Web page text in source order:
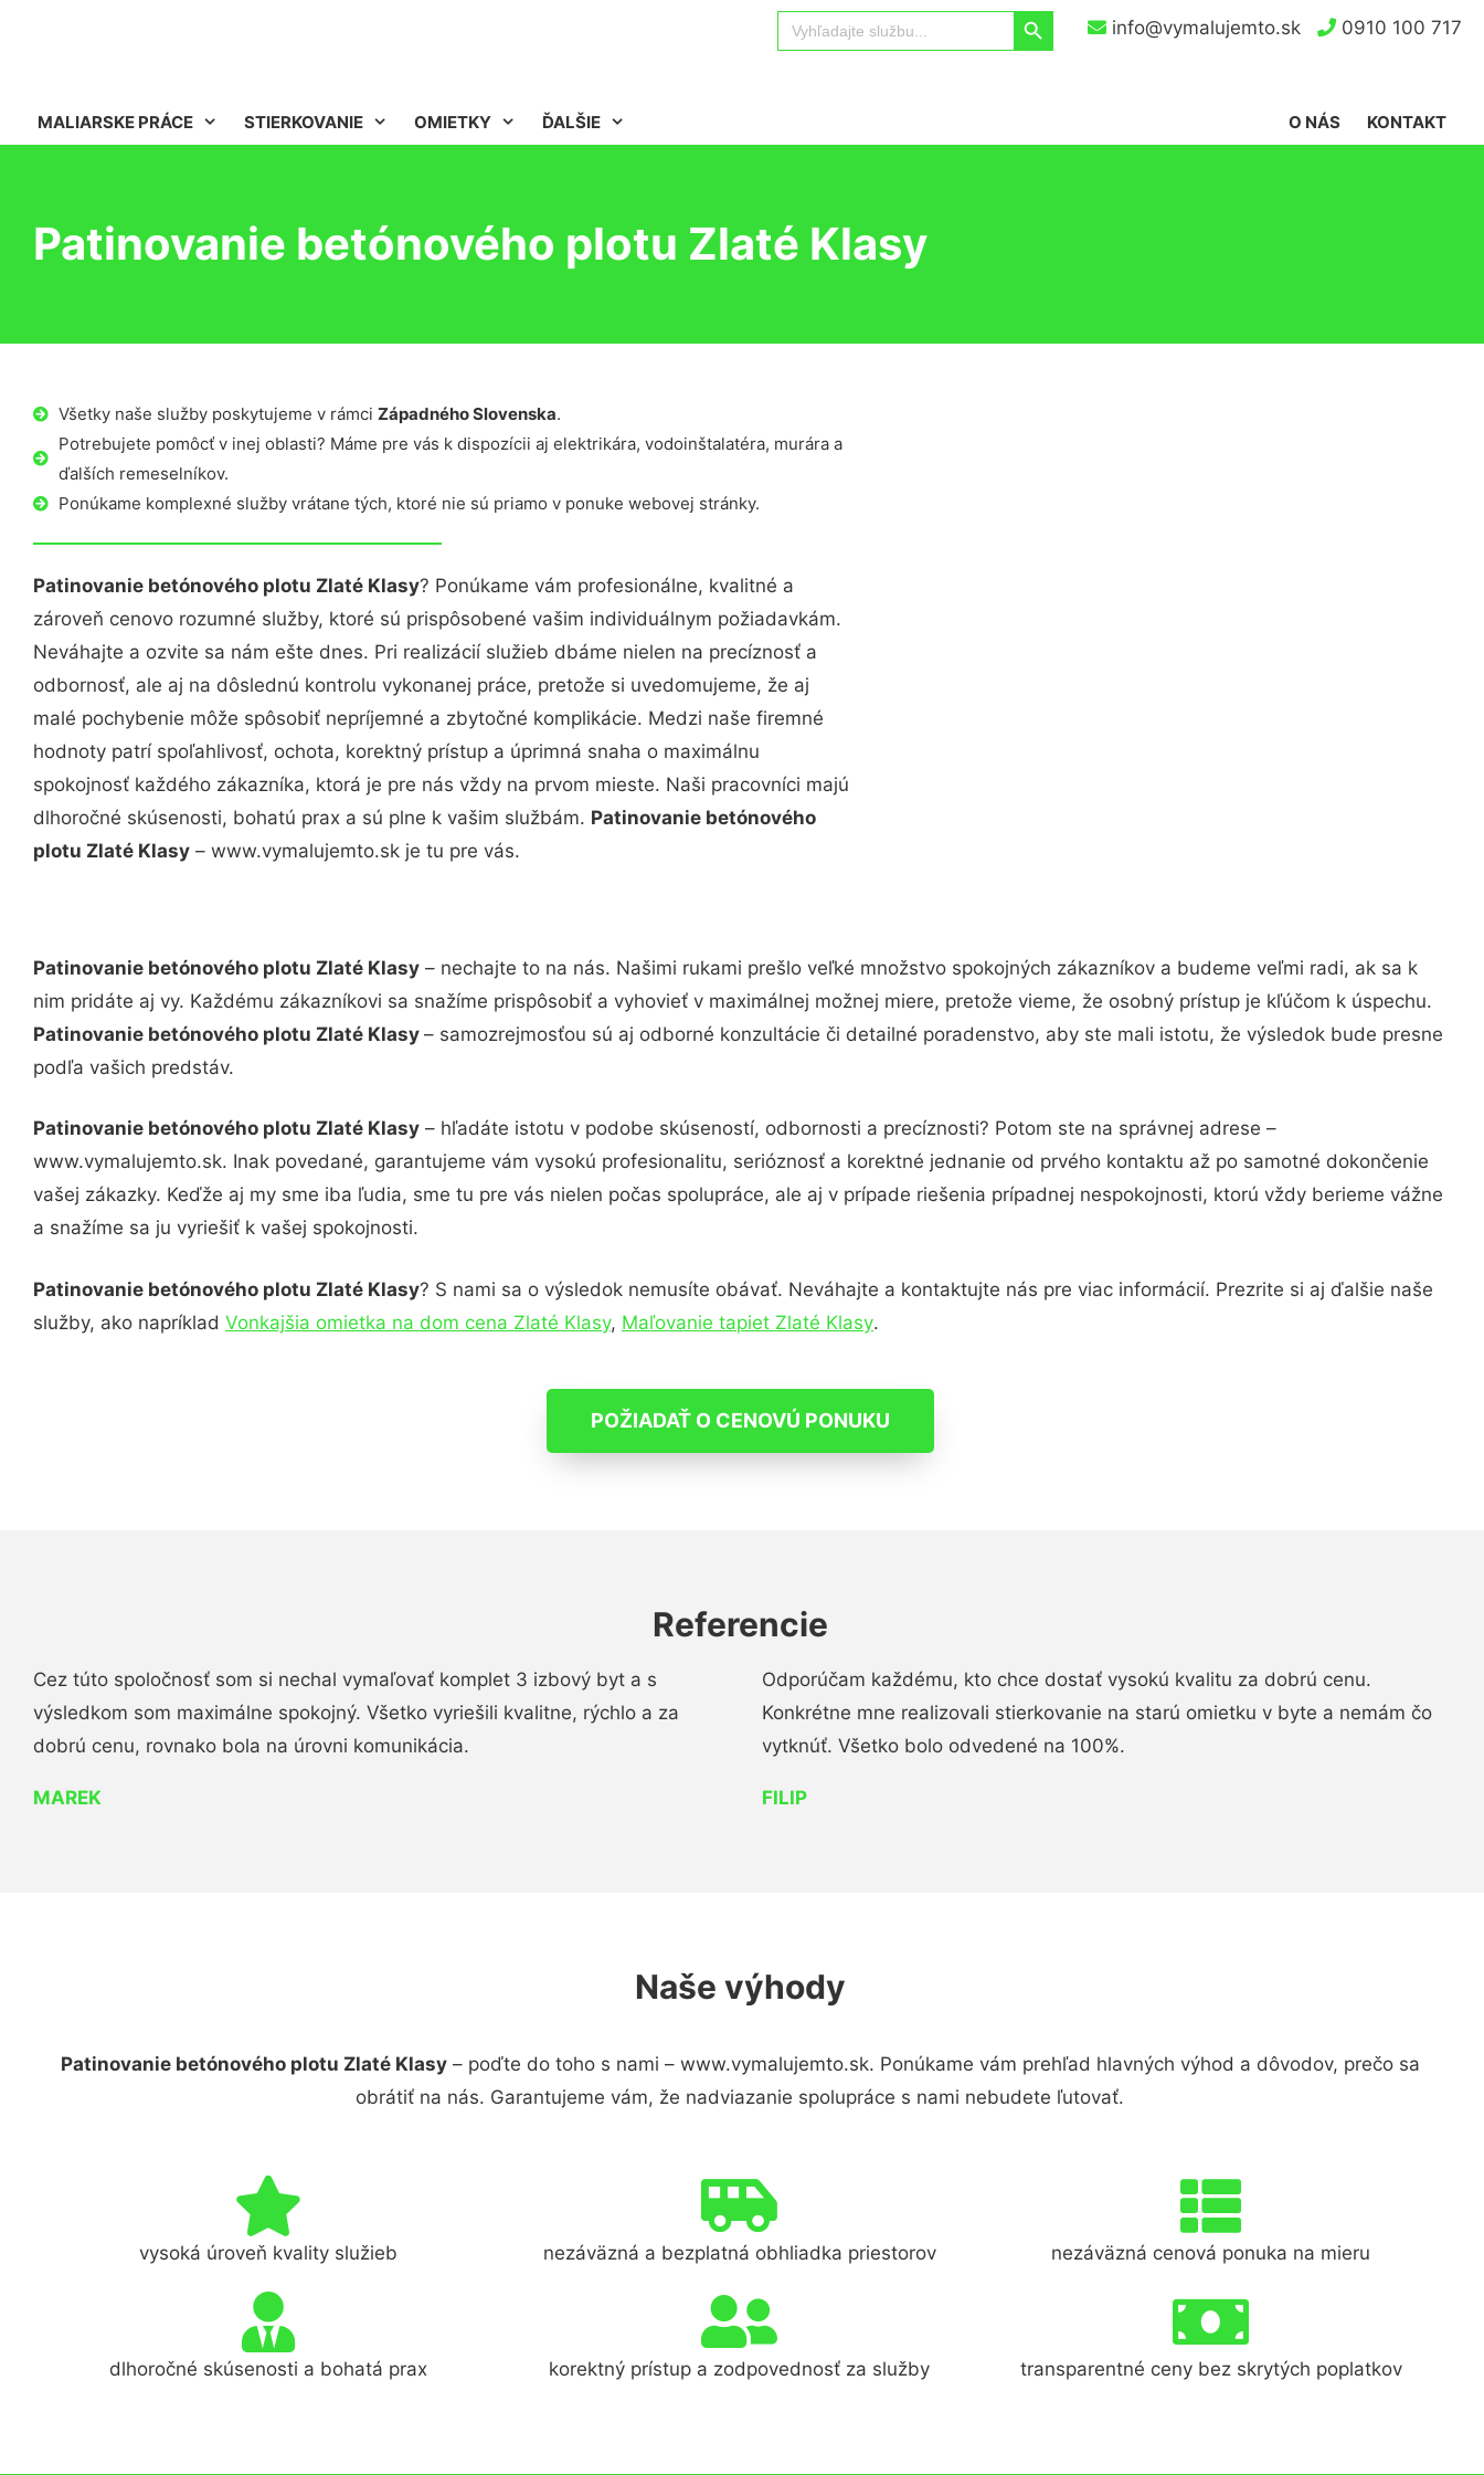
info@vymalujemto.sk 0910 100 717
Search
for:
Search Button
MALIARSKE PRÁCE STIERKOVANIE OMIETKY ĎALŠIE KONTAKT
O NÁS
Patinovanie betónového plotu Zlaté Klasy
Všetky naše služby poskytujeme v rámci Západného Slovenska.
Potrebujete pomôcť v inej oblasti? Máme pre vás k dispozícii aj elektrikára, vodoinštalatéra, murára a
ďalších remeselníkov.
Ponúkame komplexné služby vrátane tých, ktoré nie sú priamo v ponuke webovej stránky.
Patinovanie betónového plotu Zlaté Klasy? Ponúkame vám profesionálne, kvalitné a
zároveň cenovo rozumné služby, ktoré sú prispôsobené vašim individuálnym požiadavkám.
Neváhajte a ozvite sa nám ešte dnes. Pri realizácií služieb dbáme nielen na precíznosť a
odbornosť, ale aj na dôslednú kontrolu vykonanej práce, pretože si uvedomujeme, že aj
malé pochybenie môže spôsobiť nepríjemné a zbytočné komplikácie. Medzi naše firemné
hodnoty patrí spoľahlivosť, ochota, korektný prístup a úprimná snaha o maximálnu
spokojnosť každého zákazníka, ktorá je pre nás vždy na prvom mieste. Naši pracovníci majú
dlhoročné skúsenosti, bohatú prax a sú plne k vašim službám. Patinovanie betónového
plotu Zlaté Klasy – www.vymalujemto.sk je tu pre vás.
Patinovanie betónového plotu Zlaté Klasy – nechajte to na nás. Našimi rukami prešlo veľké množstvo spokojných zákazníkov a budeme veľmi radi, ak sa k
nim pridáte aj vy. Každému zákazníkovi sa snažíme prispôsobiť a vyhovieť v maximálnej možnej miere, pretože vieme, že osobný prístup je kľúčom k úspechu.
Patinovanie betónového plotu Zlaté Klasy – samozrejmosťou sú aj odborné konzultácie či detailné poradenstvo, aby ste mali istotu, že výsledok bude presne
podľa vašich predstáv.
Patinovanie betónového plotu Zlaté Klasy – hľadáte istotu v podobe skúseností, odbornosti a precíznosti? Potom ste na správnej adrese –
www.vymalujemto.sk. Inak povedané, garantujeme vám vysokú profesionalitu, serióznosť a korektné jednanie od prvého kontaktu až po samotné dokončenie
vašej zákazky. Keďže aj my sme iba ľudia, sme tu pre vás nielen počas spolupráce, ale aj v prípade riešenia prípadnej nespokojnosti, ktorú vždy berieme vážne
a snažíme sa ju vyriešiť k vašej spokojnosti.
Patinovanie betónového plotu Zlaté Klasy? S nami sa o výsledok nemusíte obávať. Neváhajte a kontaktujte nás pre viac informácií. Prezrite si aj ďalšie naše
služby, ako napríklad Vonkajšia omietka na dom cena Zlaté Klasy, Maľovanie tapiet Zlaté Klasy.
POŽIADAŤ O CENOVÚ PONUKU
Referencie
Cez túto spoločnosť som si nechal vymaľovať komplet 3 izbový byt a s
výsledkom som maximálne spokojný. Všetko vyriešili kvalitne, rýchlo a za
dobrú cenu, rovnako bola na úrovni komunikácia.
MAREK
Odporúčam každému, kto chce dostať vysokú kvalitu za dobrú cenu.
Konkrétne mne realizovali stierkovanie na starú omietku v byte a nemám čo
vytknúť. Všetko bolo odvedené na 100%.
FILIP
Naše výhody
Patinovanie betónového plotu Zlaté Klasy– poďte do toho s nami – www.vymalujemto.sk. Ponúkame vám prehľad hlavných výhod a dôvodov, prečo sa
obrátiť na nás. Garantujeme vám, že nadviazanie spolupráce s nami nebudete ľutovať.
vysoká úroveň kvality služieb nezáväzná a bezplatná obhliadka priestorov nezáväzná cenová ponuka na mieru
dlhoročné skúsenosti a bohatá prax korektný prístup a zodpovednosť za služby transparentné ceny bez skrytých poplatkov